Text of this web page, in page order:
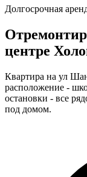
Долгосрочная
центре
Квартира на ул
расположение -
остановки - все
под домом.